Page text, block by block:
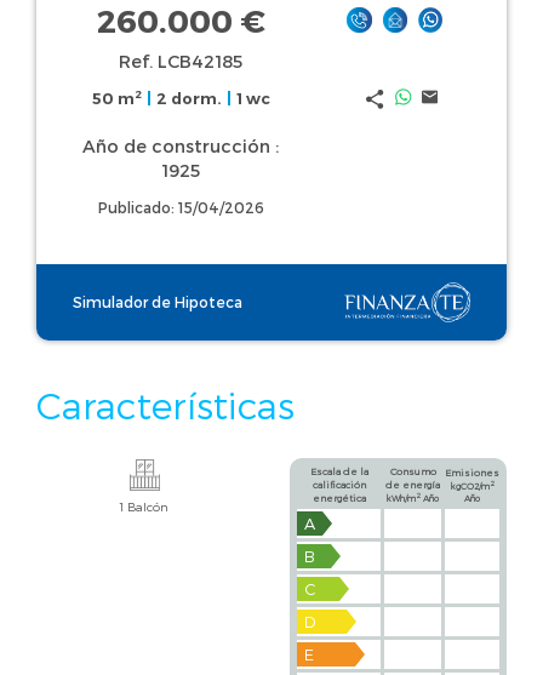
260.000 €
Ref. LCB42185
50 m2 2 dorm. 1 wc
Año de construcción :
1925
Publicado: 15/04/2026
Simulador de Hipoteca
Características
1 Balcón
Escala de la
calificación
energética
Consumo
de energía
kWh/m2 Año
Emisiones
kgCO2/m 2
Año
A
B
C
D
E